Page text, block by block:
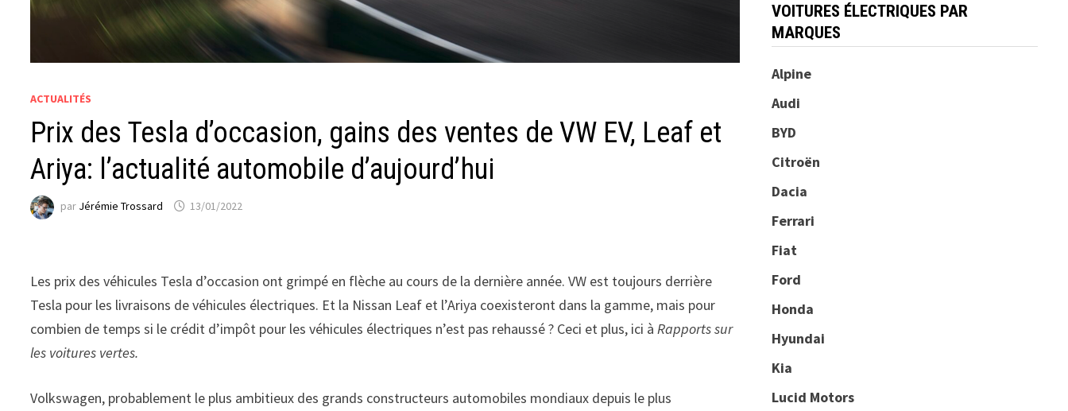
ACTUALITÉS
Prix ​​​​des Tesla d’occasion, gains des ventes de VW EV, Leaf et
Ariya: l’actualité automobile d’aujourd’hui
par Jérémie Trossard 13/01/2022
Les prix des véhicules Tesla d’occasion ont grimpé en flèche au cours de la dernière année. VW est toujours derrière
Tesla pour les livraisons de véhicules électriques. Et la Nissan Leaf et l’Ariya coexisteront dans la gamme, mais pour
combien de temps si le crédit d’impôt pour les véhicules électriques n’est pas rehaussé ? Ceci et plus, ici àRapports sur
les voitures vertes.
Volkswagen, probablement le plus ambitieux des grands constructeurs automobiles mondiaux depuis le plus
VOITURES ÉLECTRIQUES PAR
MARQUES
Alpine
Audi
BYD
Citroën
Dacia
Ferrari
Fiat
Ford
Honda
Hyundai
Kia
Lucid Motors